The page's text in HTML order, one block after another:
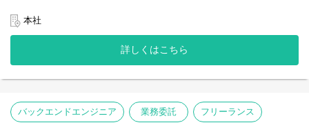
ピクティアは、言語を使わず、写真だけでつながる匿名写真アプ
リです。
同じ場所の変化や記憶を写真として共有できます。
一般的な写真SNSのようなコメントや言語によるやり取りはな
写真そのものが主役となる体験を大切にしています。
言語や文化にとらわれず、誰でも直感的に楽しめるのが特徴で
本社
詳しくはこちら
バックエンドエンジニア 業務委託 フリーランス